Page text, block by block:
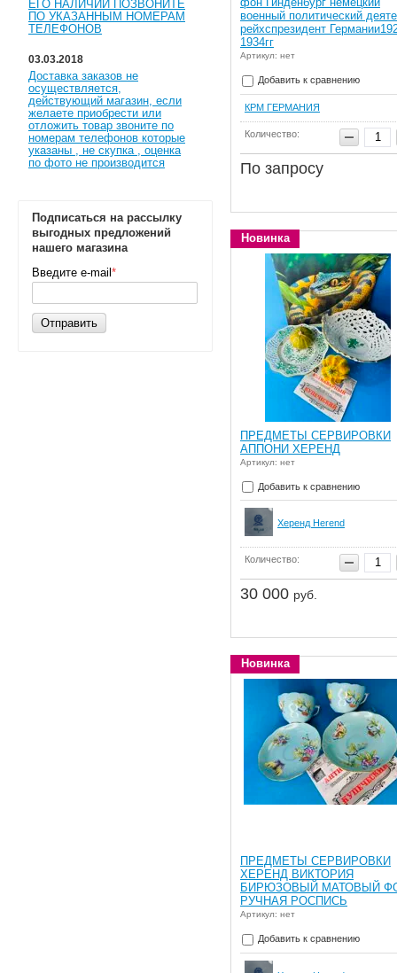
ЕГО НАЛИЧИИ ПОЗВОНИТЕ
ПО УКАЗАННЫМ НОМЕРАМ
ТЕЛЕФОНОВ
03.03.2018
Доставка заказов не
осуществляется,
действующий магазин, если
желаете приобрести или
отложить товар звоните по
номерам телефонов которые
указаны , не скупка , оценка
по фото не производится
Подписаться на рассылку
выгодных предложений
нашего магазина
Введите e-mail *
Отправить
военный политический
рейхспрезидент
1934гг
Артикул: нет
Добавить к сравнению
КРМ ГЕРМАНИЯ
Количество:
По запросу
Новинка
ПРЕДМЕТЫ СЕРВИРОВКИ
АППОНИ ХЕРЕНД
Артикул: нет
Добавить к сравнению
Херенд Herend
Количество:
30 000 руб.
Новинка
ПРЕДМЕТЫ СЕРВИРОВКИ
ХЕРЕНД ВИКТОРИЯ
БИРЮЗОВЫЙ МАТОВЫЙ
РУЧНАЯ РОСПИСЬ
Артикул: нет
Добавить к сравнению